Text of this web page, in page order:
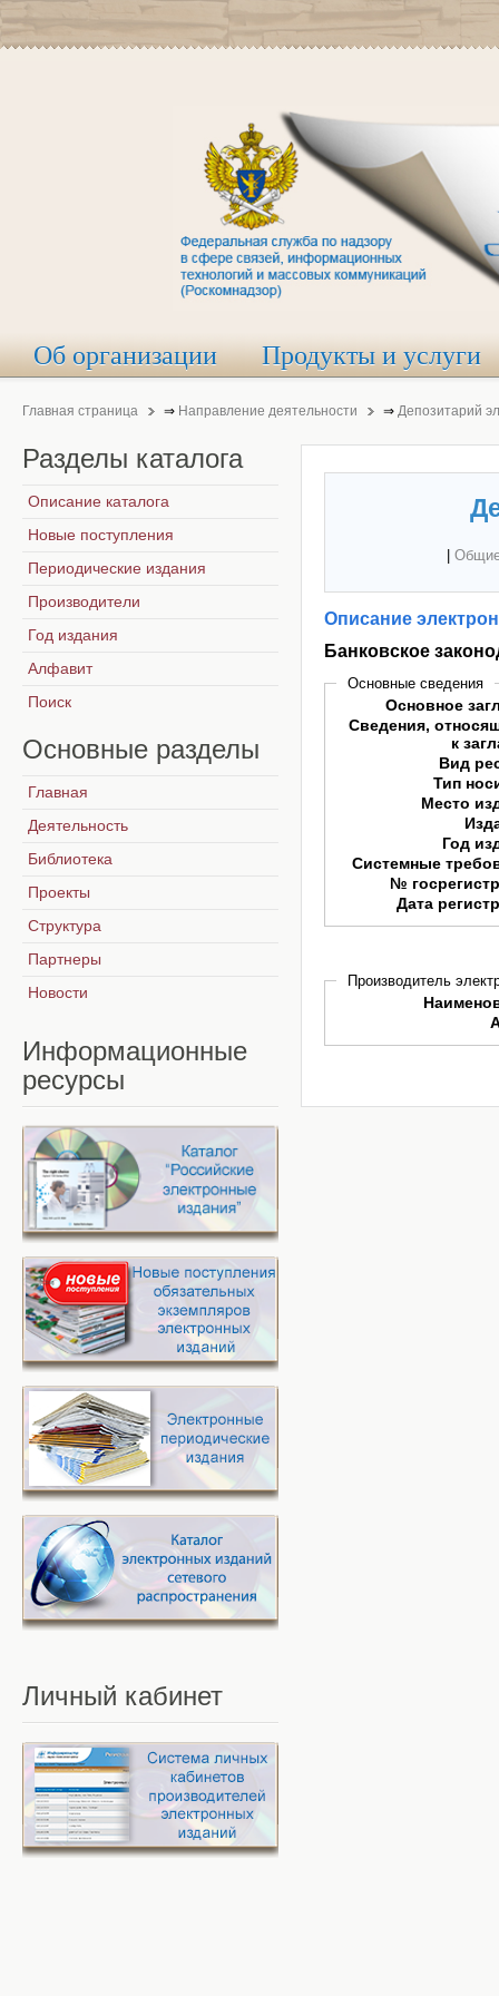
Об организации Продукты и услуги
Главная страница ⇒ Направление деятельности ⇒ Депозитарий
Описание
Банковское
Основные сведения
Основное
Сведения,
к
Вид
Тип
Место
Год
Системные
№
Дата
Производитель
Разделы каталога
Описание каталога
Новые поступления
Периодические издания
Производители
Год издания
Алфавит
Поиск
Основные разделы
Главная
Деятельность
Библиотека
Проекты
Структура
Партнеры
Новости
Информационные
ресурсы
Личный кабинет